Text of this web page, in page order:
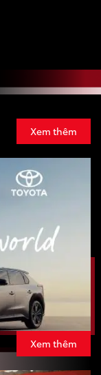
Xem thêm
Xem thêm